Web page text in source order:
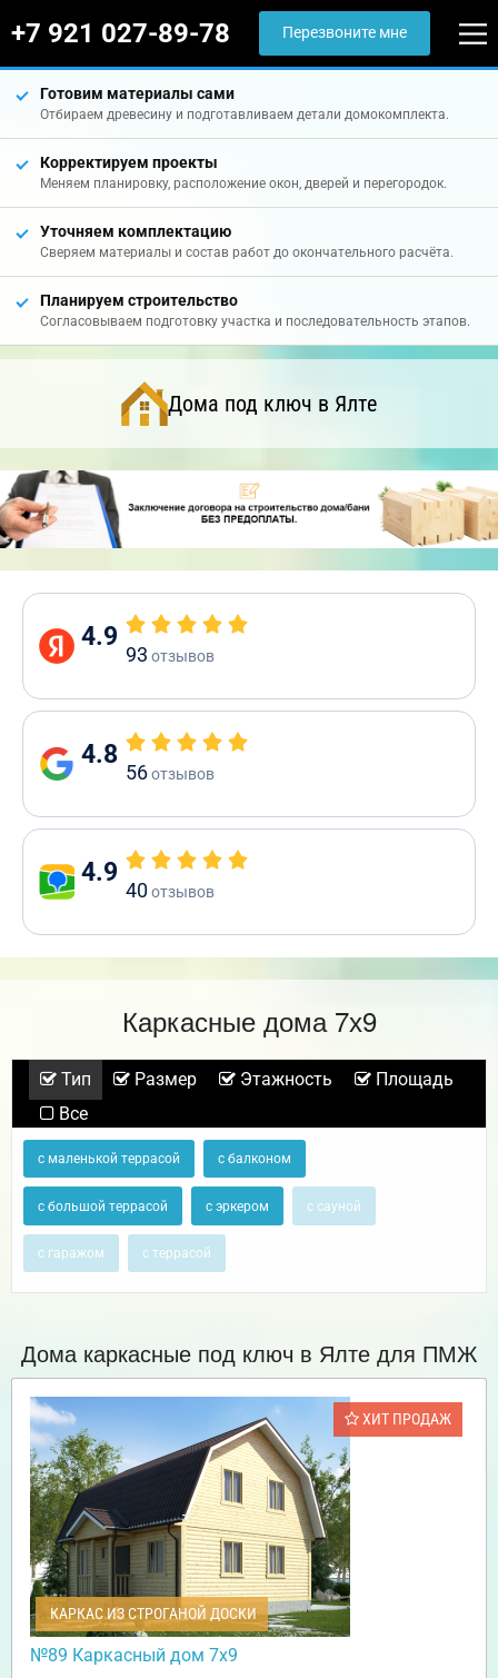
+7 921 027-89-78 Перезвоните мне
Готовим материалы сами
Отбираем древесину и подготавливаем детали домокомплекта.
Корректируем проекты
Меняем планировку, расположение окон, дверей и перегородок.
Уточняем комплектацию
Сверяем материалы и состав работ до окончательного расчёта.
Планируем строительство
Согласовываем подготовку участка и последовательность этапов.
Дома под ключ в Ялте
4.9
93 отзывов
4.8
56отзывов
4.9
40отзывов
Каркасные дома 7х9
Тип Размер Этажность
Площадь
Все
с маленькой террасой с балконом
с большой террасой с эркером с сауной
с гаражом с террасой
Дома каркасные под ключ в Ялте для ПМЖ
ХИТ ПРОДАЖ
КАРКАС ИЗ СТРОГАНОЙ ДОСКИ
№89 Каркасный дом 7х9